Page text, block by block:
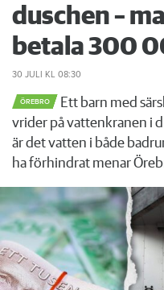
duschen –
betala 300
30 JULI KL 08:30
ÖREBRO
Ett barn med
vrider på vattenkranen i
är det vatten i både
ha förhindrat menar